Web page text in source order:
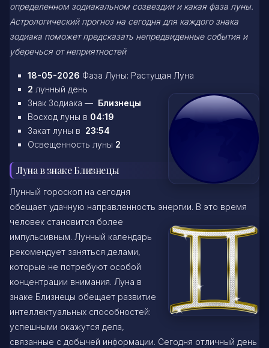
определенном зодиакальном созвездии и какая фаза луны.
Астрологический прогноз на сегодня для каждого знака
зодиака поможет предсказать непредвиденные события и
уберечься от неприятностей
18-05-2026 Фаза Луны: Растущая Луна
2 лунный день
Знак Зодиака — Близнецы
Восход луны в 04:19
Закат луны в 23:54
Освещенность луны 2
Луна в знаке Близнецы
Лунный гороскоп на сегодня
обещает удачную направленность энергии. В это время
человек становится более
импульсивным. Лунный календарь
рекомендует заняться делами,
которые не потребуют особой
концентрации внимания. Луна в
знаке Близнецы обещает развитие
интеллектуальных способностей:
успешными окажутся дела,
связанные с добычей информации. Сегодня отличный день